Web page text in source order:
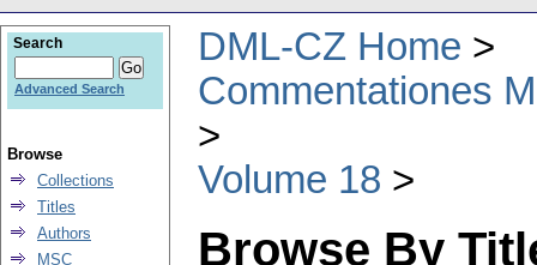
DML-CZ Home
Commentationes
Volume 18
Browse By
Search
Advanced Search
Browse
Collections
Titles
Authors
MSC